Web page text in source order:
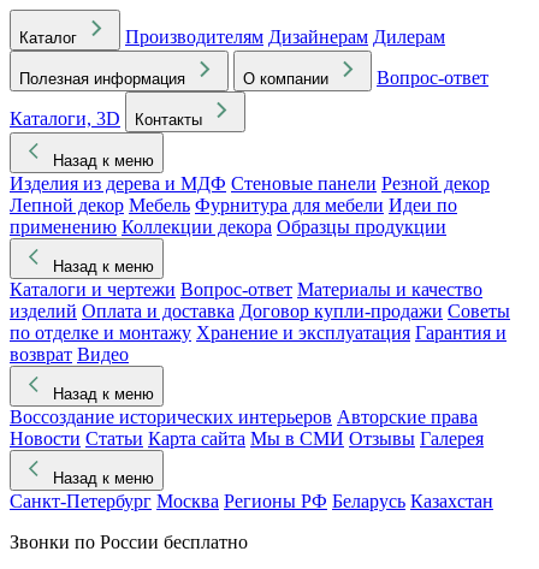
Каталог Производителям Дизайнерам Дилерам
Полезная информация О компании
Вопрос-ответ
Каталоги, 3D
Контакты
Назад к меню
Изделия из дерева и МДФ Стеновые панели Резной декор
Лепной декор Мебель Фурнитура для мебели Идеи по
применению Коллекции декора Образцы продукции
Назад к меню
Каталоги и чертежи Вопрос-ответ Материалы и качество
изделий Оплата и доставка Договор купли-продажи Советы
по отделке и монтажу Хранение и эксплуатация Гарантия и
возврат Видео
Назад к меню
Воссоздание исторических интерьеров Авторские права
Новости Статьи Карта сайта Мы в СМИ Отзывы Галерея
Назад к меню
Санкт-Петербург Москва Регионы РФ Беларусь Казахстан
Звонки по России бесплатно